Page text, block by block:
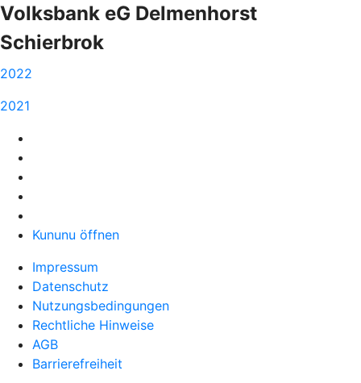
Volksbank eG Delmenhorst
Schierbrok
2022
2021
Kununu öffnen
Impressum
Datenschutz
Nutzungsbedingungen
Rechtliche Hinweise
AGB
Barrierefreiheit